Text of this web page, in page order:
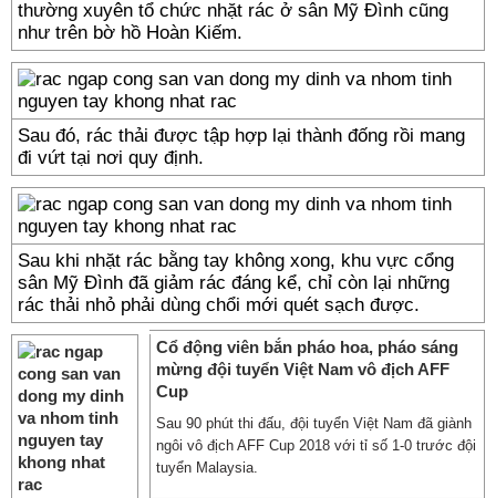
thường xuyên tổ chức nhặt rác ở sân Mỹ Đình cũng
như trên bờ hồ Hoàn Kiếm.
Sau đó, rác thải được tập hợp lại thành đống rồi mang
đi vứt tại nơi quy định.
Sau khi nhặt rác bằng tay không xong, khu vực cổng
sân Mỹ Đình đã giảm rác đáng kể, chỉ còn lại những
rác thải nhỏ phải dùng chổi mới quét sạch được.
Cổ động viên bắn pháo hoa, pháo sáng
mừng đội tuyển Việt Nam vô địch AFF
Cup
Sau 90 phút thi đấu, đội tuyển Việt Nam đã giành
ngôi vô địch AFF Cup 2018 với tỉ số 1-0 trước đội
tuyển Malaysia.